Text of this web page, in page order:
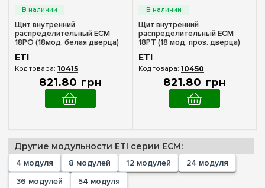
8(+2)
12(+2)
18
24(+2)
(+4)
Комплектация клеммами PE+N
В комплекте(2)
Материал корпуса
Щит внутренний
распределительный ECM
18PO (18мод. белая дверца)
ETI
10415
821.80 грн
Щит внутренний
распределительный ECM
18PT (18 мод. проз. дверца)
ETI
10450
821.80 грн
Другие модульности ETI серии ECM:
4 модуля 8 модулей 12 модулей
24 модуля
36 модулей
54 модуля